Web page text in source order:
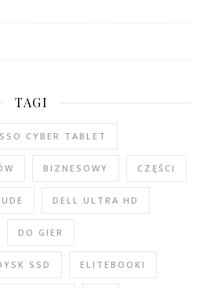
TAGI
CYBER TABLET
BIZNESOWY CZĘŚCI
DELL ULTRA HD
DO GIER
SSD ELITEBOOKI